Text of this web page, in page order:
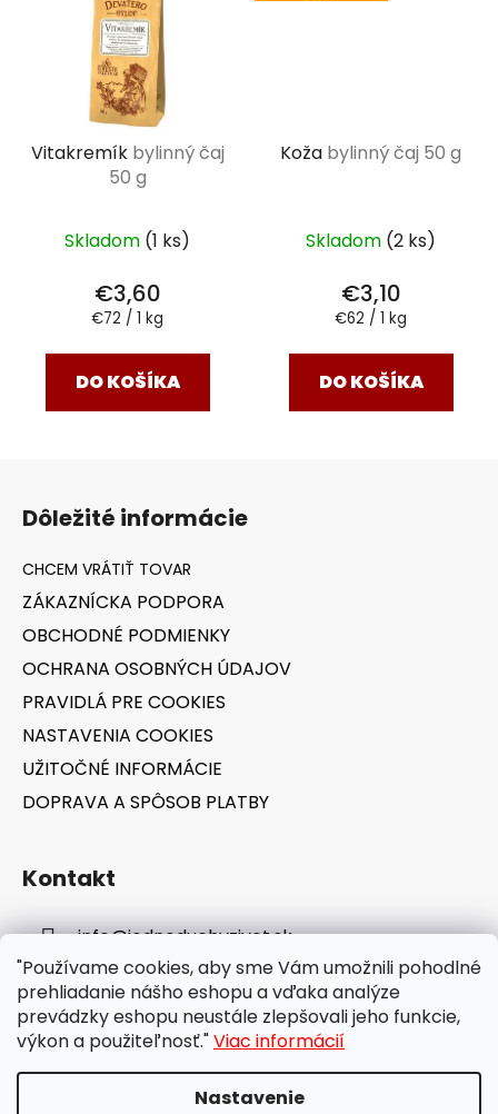
"Používame cookies, aby sme Vám umožnili pohodlné
prehliadanie nášho eshopu a vďaka analýze
prevádzky eshopu neustále zlepšovali jeho funkcie,
výkon a použiteľnosť."Viac informácií
Nastavenie
Vitakremík bylinný čaj
50 g
Skladom (1 ks)
€3,60
Jednotková
€72 / 1 kg
DO KOŠÍKA
Koža bylinný čaj 50 g
Skladom (2 ks)
€3,10
Jednotková
€62 / 1 kg
DO KOŠÍKA
Dôležité informácie
ZÁKAZNÍCKA PODPORA
OBCHODNÉ PODMIENKY
OCHRANA OSOBNÝCH ÚDAJOV
PRAVIDLÁ PRE COOKIES
NASTAVENIA COOKIES
UŽITOČNÉ INFORMÁCIE
DOPRAVA A SPÔSOB PLATBY
Kontakt
info@jednoduchyzivot.sk
E-shop: 0948 647 767